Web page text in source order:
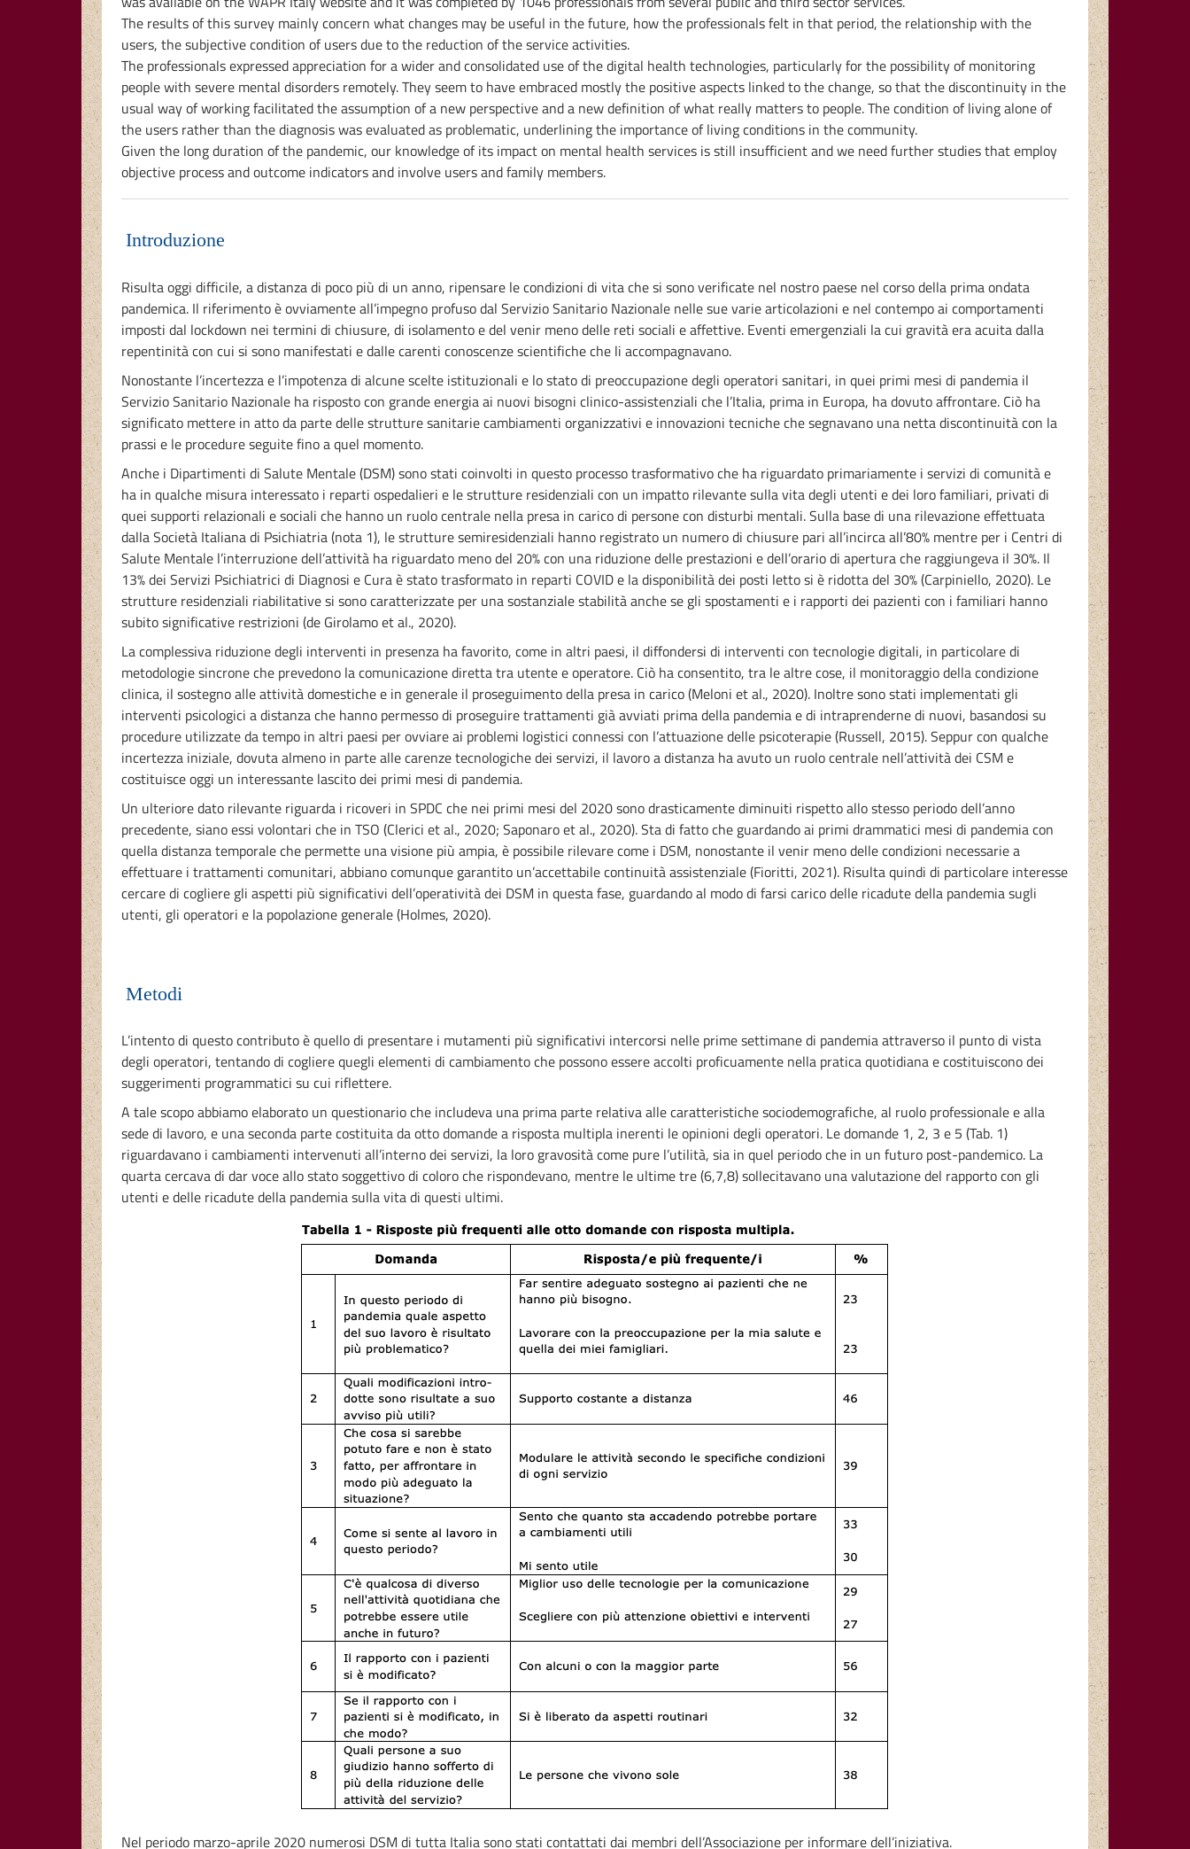
The results of this survey mainly concern what changes may be useful in the future, how the professionals felt in that period, the relationship with the
users, the subjective condition of users due to the reduction of the service activities.
The professionals expressed appreciation for a wider and consolidated use of the digital health technologies, particularly for the possibility of monitoring
people with severe mental disorders remotely. They seem to have embraced mostly the positive aspects linked to the change, so that the discontinuity in the
usual way of working facilitated the assumption of a new perspective and a new definition of what really matters to people. The condition of living alone of
the users rather than the diagnosis was evaluated as problematic, underlining the importance of living conditions in the community.
Given the long duration of the pandemic, our knowledge of its impact on mental health services is still insufficient and we need further studies that employ
objective process and outcome indicators and involve users and family members.
Introduzione
Risulta oggi difficile, a distanza di poco più di un anno, ripensare le condizioni di vita che si sono verificate nel nostro paese nel corso della prima ondata
pandemica. Il riferimento è ovviamente all’impegno profuso dal Servizio Sanitario Nazionale nelle sue varie articolazioni e nel contempo ai comportamenti
imposti dal lockdown nei termini di chiusure, di isolamento e del venir meno delle reti sociali e affettive. Eventi emergenziali la cui gravità era acuita dalla
repentinità con cui si sono manifestati e dalle carenti conoscenze scientifiche che li accompagnavano.
Nonostante l’incertezza e l’impotenza di alcune scelte istituzionali e lo stato di preoccupazione degli operatori sanitari, in quei primi mesi di pandemia il
Servizio Sanitario Nazionale ha risposto con grande energia ai nuovi bisogni clinico-assistenziali che l’Italia, prima in Europa, ha dovuto affrontare. Ciò ha
significato mettere in atto da parte delle strutture sanitarie cambiamenti organizzativi e innovazioni tecniche che segnavano una netta discontinuità con la
prassi e le procedure seguite fino a quel momento.
Anche i Dipartimenti di Salute Mentale (DSM) sono stati coinvolti in questo processo trasformativo che ha riguardato primariamente i servizi di comunità e
ha in qualche misura interessato i reparti ospedalieri e le strutture residenziali con un impatto rilevante sulla vita degli utenti e dei loro familiari, privati di
quei supporti relazionali e sociali che hanno un ruolo centrale nella presa in carico di persone con disturbi mentali. Sulla base di una rilevazione effettuata
dalla Società Italiana di Psichiatria (nota 1), le strutture semiresidenziali hanno registrato un numero di chiusure pari all’incirca all’80% mentre per i Centri di
Salute Mentale l’interruzione dell’attività ha riguardato meno del 20% con una riduzione delle prestazioni e dell’orario di apertura che raggiungeva il 30%. Il
13% dei Servizi Psichiatrici di Diagnosi e Cura è stato trasformato in reparti COVID e la disponibilità dei posti letto si è ridotta del 30% (Carpiniello, 2020). Le
strutture residenziali riabilitative si sono caratterizzate per una sostanziale stabilità anche se gli spostamenti e i rapporti dei pazienti con i familiari hanno
subito significative restrizioni (de Girolamo et al., 2020).
La complessiva riduzione degli interventi in presenza ha favorito, come in altri paesi, il diffondersi di interventi con tecnologie digitali, in particolare di
metodologie sincrone che prevedono la comunicazione diretta tra utente e operatore. Ciò ha consentito, tra le altre cose, il monitoraggio della condizione
clinica, il sostegno alle attività domestiche e in generale il proseguimento della presa in carico (Meloni et al., 2020). Inoltre sono stati implementati gli
interventi psicologici a distanza che hanno permesso di proseguire trattamenti già avviati prima della pandemia e di intraprenderne di nuovi, basandosi su
procedure utilizzate da tempo in altri paesi per ovviare ai problemi logistici connessi con l’attuazione delle psicoterapie (Russell, 2015). Seppur con qualche
incertezza iniziale, dovuta almeno in parte alle carenze tecnologiche dei servizi, il lavoro a distanza ha avuto un ruolo centrale nell’attività dei CSM e
costituisce oggi un interessante lascito dei primi mesi di pandemia.
Un ulteriore dato rilevante riguarda i ricoveri in SPDC che nei primi mesi del 2020 sono drasticamente diminuiti rispetto allo stesso periodo dell’anno
precedente, siano essi volontari che in TSO (Clerici et al., 2020; Saponaro et al., 2020). Sta di fatto che guardando ai primi drammatici mesi di pandemia con
quella distanza temporale che permette una visione più ampia, è possibile rilevare come i DSM, nonostante il venir meno delle condizioni necessarie a
effettuare i trattamenti comunitari, abbiano comunque garantito un’accettabile continuità assistenziale (Fioritti, 2021). Risulta quindi di particolare interesse
cercare di cogliere gli aspetti più significativi dell’operatività dei DSM in questa fase, guardando al modo di farsi carico delle ricadute della pandemia sugli
utenti, gli operatori e la popolazione generale (Holmes, 2020).
Metodi
L’intento di questo contributo è quello di presentare i mutamenti più significativi intercorsi nelle prime settimane di pandemia attraverso il punto di vista
degli operatori, tentando di cogliere quegli elementi di cambiamento che possono essere accolti proficuamente nella pratica quotidiana e costituiscono dei
suggerimenti programmatici su cui riflettere.
A tale scopo abbiamo elaborato un questionario che includeva una prima parte relativa alle caratteristiche sociodemografiche, al ruolo professionale e alla
sede di lavoro, e una seconda parte costituita da otto domande a risposta multipla inerenti le opinioni degli operatori. Le domande 1, 2, 3 e 5 (Tab. 1)
riguardavano i cambiamenti intervenuti all’interno dei servizi, la loro gravosità come pure l’utilità, sia in quel periodo che in un futuro post-pandemico. La
quarta cercava di dar voce allo stato soggettivo di coloro che rispondevano, mentre le ultime tre (6,7,8) sollecitavano una valutazione del rapporto con gli
utenti e delle ricadute della pandemia sulla vita di questi ultimi.
Nel periodo marzo-aprile 2020 numerosi DSM di tutta Italia sono stati contattati dai membri dell’Associazione per informare dell’iniziativa.